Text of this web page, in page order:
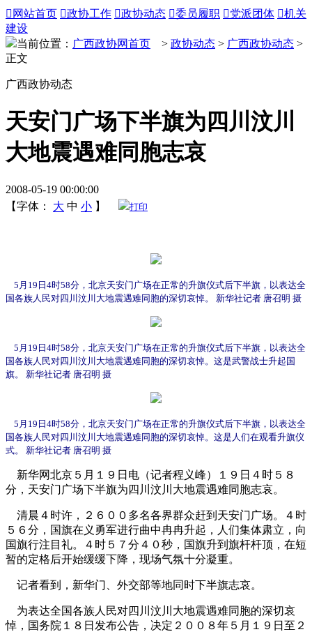
 网站首页 政协工作 政协动态 委员履职 党派团体 机关
建设
当前位置： 广西政协网首页 > 政协动态 > 广西政协动态 >
正文
广西政协动态
天安门广场下半旗为四川汶川
大地震遇难同胞志哀
2008-05-19 00:00:00
【字体：
大 中 小 】 打印
5月19日4时58分，北京天安门广场在正常的升旗仪式后下半旗，以表达全
国各族人民对四川汶川大地震遇难同胞的深切哀悼。 新华社记者 唐召明 摄
5月19日4时58分，北京天安门广场在正常的升旗仪式后下半旗，以表达全
国各族人民对四川汶川大地震遇难同胞的深切哀悼。这是武警战士升起国
旗。 新华社记者 唐召明 摄
5月19日4时58分，北京天安门广场在正常的升旗仪式后下半旗，以表达全
国各族人民对四川汶川大地震遇难同胞的深切哀悼。这是人们在观看升旗仪
式。 新华社记者 唐召明 摄
新华网北京５月１９日电（记者程义峰）１９日４时５８
分，天安门广场下半旗为四川汶川大地震遇难同胞志哀。
清晨４时许，２６００多名各界群众赶到天安门广场。４时
５６分，国旗在义勇军进行曲中冉冉升起，人们集体肃立，向
国旗行注目礼。４时５７分４０秒，国旗升到旗杆杆顶，在短
暂的定格后开始缓缓下降，现场气氛十分凝重。
记者看到，新华门、外交部等地同时下半旗志哀。
为表达全国各族人民对四川汶川大地震遇难同胞的深切哀
悼，国务院１８日发布公告，决定２００８年５月１９日至２